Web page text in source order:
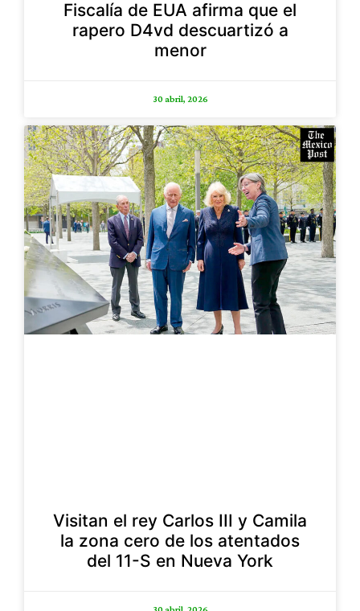
Fiscalía de EUA afirma que el
rapero D4vd descuartizó a
menor
30 abril, 2026
Visitan el rey Carlos III y Camila
la zona cero de los atentados
del 11-S en Nueva York